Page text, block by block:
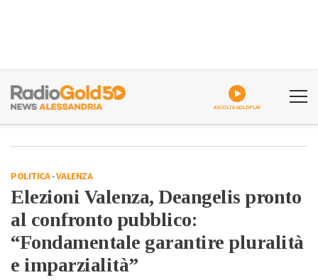
ASCOLTA GOLDPLAY
POLITICA-VALENZA
Elezioni Valenza, Deangelis pronto
al confronto pubblico:
“Fondamentale garantire pluralità
e imparzialità”